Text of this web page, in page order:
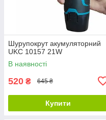
Шурупокрут акумуляторний
UKC 10157 21W
В наявності
520 ₴ 645 ₴
Купити